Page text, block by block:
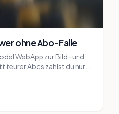
ohne Abo-Falle
WebApp zur Bild- und
teurer Abos zahlst du nur
arbeiten,
Transparenz nutzen und